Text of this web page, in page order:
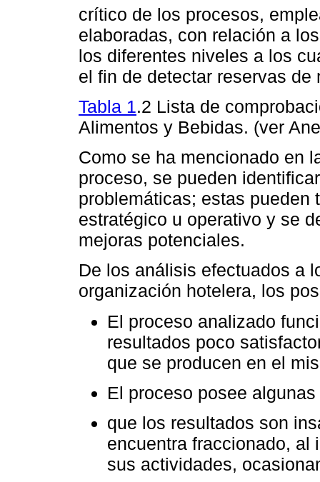
crítico de los procesos,
elaboradas, con relación a
los diferentes niveles a los
el fin de detectar reservas de
Tabla 1.2 Lista de
Alimentos y Bebidas. (ver
Como se ha mencionado en
proceso, se pueden
problemáticas; estas pueden
estratégico u operativo y se
mejoras potenciales.
De los análisis efectuados a
organización hotelera, los
El proceso analizado
resultados poco
que se producen en el
El proceso posee
que los resultados son
encuentra fraccionado, al
sus actividades,